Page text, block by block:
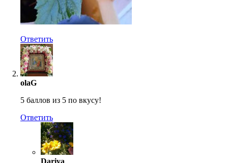
Ответить
olaG
5 баллов из 5 по вкусу!
Ответить
Dariya